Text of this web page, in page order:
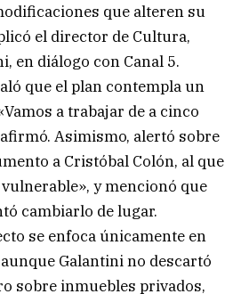
que alteren su
el director de Cultura,
en diálogo con Canal 5.
que el plan contempla un
a trabajar de a cinco
Asimismo, alertó sobre
a Cristóbal Colón, al que
y mencionó que
cambiarlo de lugar.
se enfoca únicamente en
Galantini no descartó
sobre inmuebles privados,